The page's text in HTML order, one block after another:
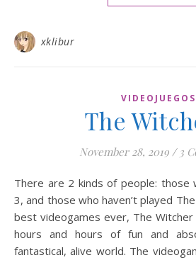
xklibur
VIDEOJUEGOS
The
November 28, 2019 / 3
There are 2 kinds of people: those who love The Witcher
3, and those who haven’t played
best videogames ever, The
hours and hours of fun and
fantastical, alive world. The